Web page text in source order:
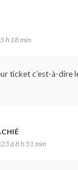
h 18 min
ticket c’est-à-dire
à 8 h 51 min